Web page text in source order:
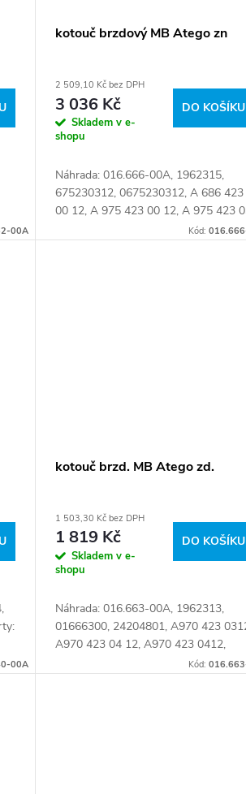
00A
kotouč brzdový MB Atego zn
2 509,10 Kč bez DPH
3 036 Kč
Skladem v e-
shopu
DO KOŠÍKU
Náhrada: 016.666-00A, 1962315,
675230312, 0675230312, A 686 423
00 12, A 975 423 00 12, A 975 423
12, A 975 423 06 12, A 975 423 07
Kód:
00A
kotouč brzd. MB Atego zd.
1 503,30 Kč bez DPH
1 819 Kč
Skladem v e-
shopu
DO KOŠÍKU
Náhrada: 016.663-00A, 1962313,
01666300, 24204801, A970 423
A970 423 04 12, A970 423 0412,
A970 423 06 12, A970 423 0612,
Kód: